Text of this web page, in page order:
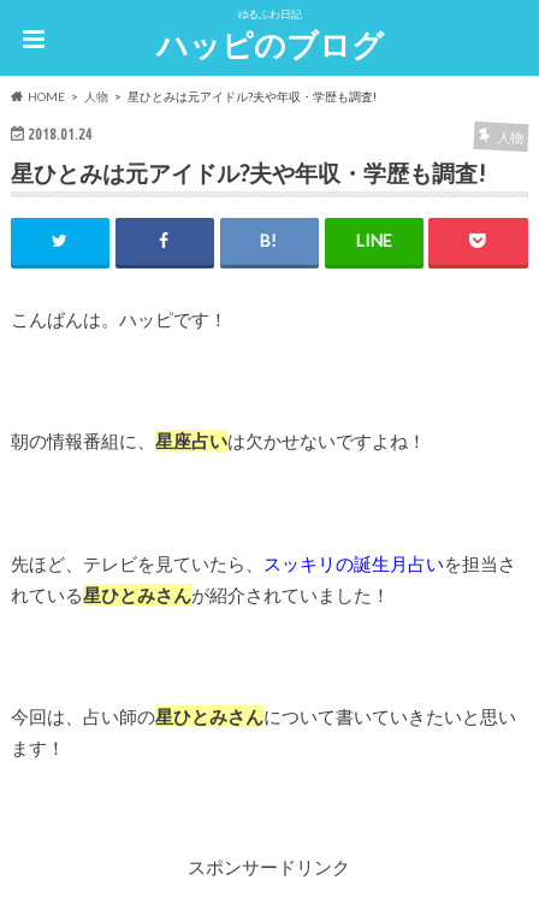
ゆるふわ日記
ハッピのブログ
HOME 人物 星ひとみは元アイドル?夫や年収・学歴も調査!
2018.01.24 人物
星ひとみは元アイドル?夫や年収・学歴も調査!
こんばんは。ハッピです！
朝の情報番組に、 星座占いは欠かせないですよね！
先ほど、テレビを見ていたら、 スッキリの誕生月占いを担当さ
れている星ひとみさんが紹介されていました！
今回は、占い師の星ひとみさんについて書いていきたいと思い
ます！
スポンサードリンク